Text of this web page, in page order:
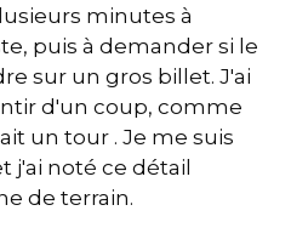
minutes à
puis à demander si le
sur un gros billet. J'ai
d'un coup, comme
un tour . Je me suis
j'ai noté ce détail
de terrain.